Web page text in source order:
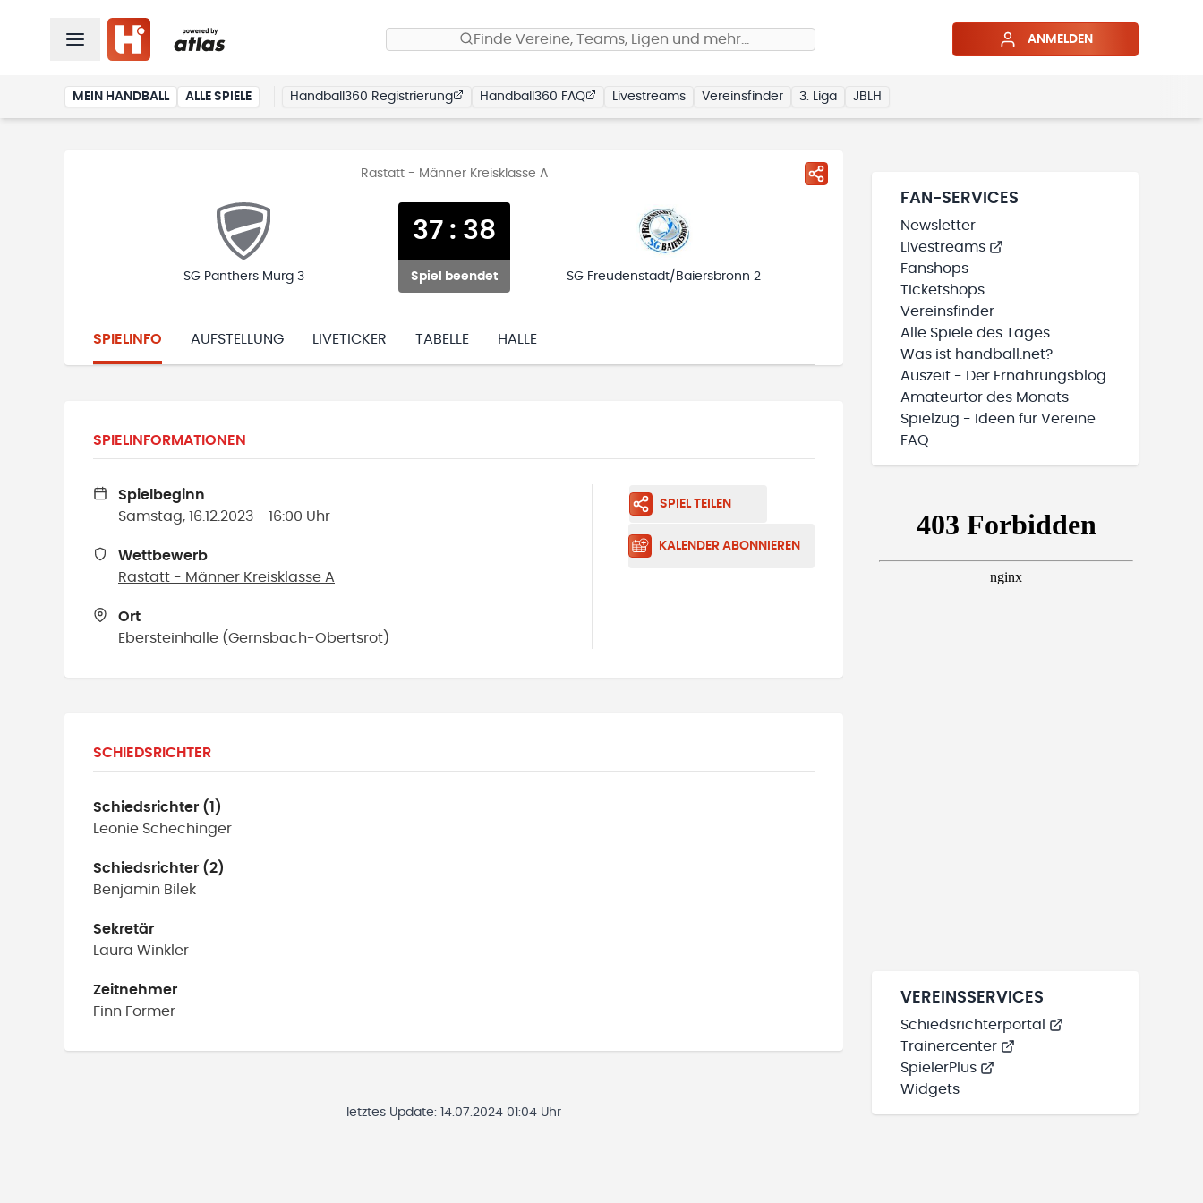
Finde Vereine, Teams, Ligen und mehr… ANMELDEN
MEIN HANDBALL ALLE SPIELE Handball360 Registrierung Handball360 FAQ Livestreams Vereinsfinder 3. Liga JBLH
Rastatt - Männer Kreisklasse A
SG Panthers Murg 3
37: 38
Spiel beendet SG Freudenstadt/Baiersbronn 2
SPIELINFO AUFSTELLUNG LIVETICKER TABELLE HALLE
SPIELINFORMATIONEN
Spielbeginn
Samstag, 16.12.2023 - 16:00 Uhr
Wettbewerb
Rastatt - Männer Kreisklasse A
Ort
Ebersteinhalle (Gernsbach-Obertsrot)
SPIEL TEILEN
KALENDER ABONNIEREN
SCHIEDSRICHTER
Schiedsrichter (1)
Leonie Schechinger
Schiedsrichter (2)
Benjamin Bilek
Sekretär
Laura Winkler
Zeitnehmer
Finn Former
letztes Update: 14.07.2024 01:04 Uhr
FAN-SERVICES
Newsletter
Livestreams
Fanshops
Ticketshops
Vereinsfinder
Alle Spiele des Tages
Was ist handball.net?
Auszeit - Der Ernährungsblog
Amateurtor des Monats
Spielzug - Ideen für Vereine
FAQ
VEREINSSERVICES
Schiedsrichterportal
Trainercenter
SpielerPlus
Widgets